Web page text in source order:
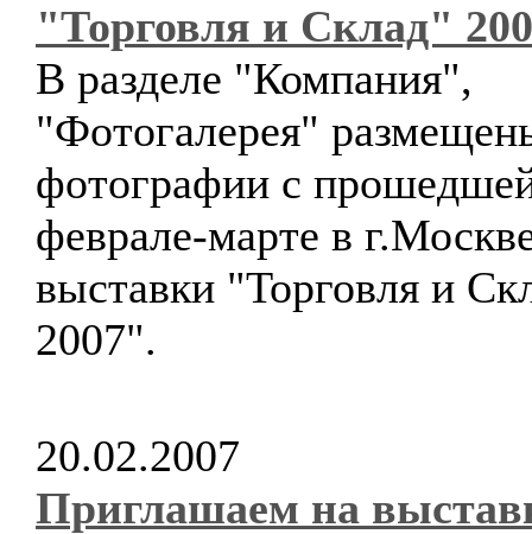
"Торговля и Склад"
В разделе "Компания",
"Фотогалерея"
фотографии с
феврале-марте в
выставки "Торговля и
2007".
20.02.2007
Приглашаем на